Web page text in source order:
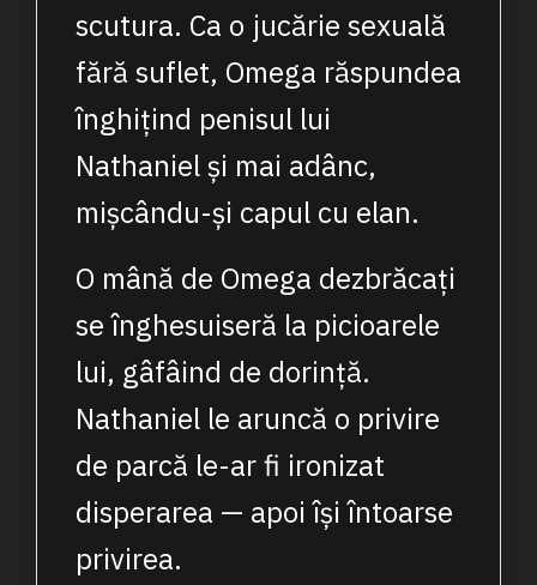
scutura. Ca o jucărie sexuală
fără suflet, Omega răspundea
înghițind penisul lui
Nathaniel și mai adânc,
mișcându-și capul cu elan.
O mână de Omega dezbrăcați
se înghesuiseră la picioarele
lui, gâfâind de dorință.
Nathaniel le aruncă o privire
de parcă le-ar fi ironizat
disperarea — apoi își întoarse
privirea.